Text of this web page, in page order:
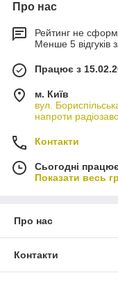
Про нас
Рейтинг не
Менше 5 відгуків
Працює з
м. Київ
вул.
напроти
Контакти
Сьогодні
Показати весь
Про нас
Контакти